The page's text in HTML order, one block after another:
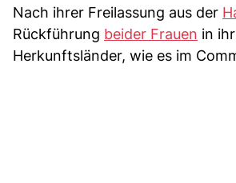
Nach ihrer Freilassung aus der
Rückführung beider Frauen in
Herkunftsländer, wie es im